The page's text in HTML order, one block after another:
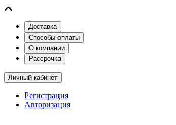
Доставка
Способы оплаты
О компании
Рассрочка
Личный кабинет
Регистрация
Авторизация